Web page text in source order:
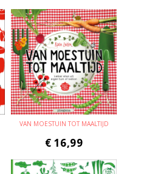
VAN MOESTUIN TOT MAALTIJD
€ 16,99